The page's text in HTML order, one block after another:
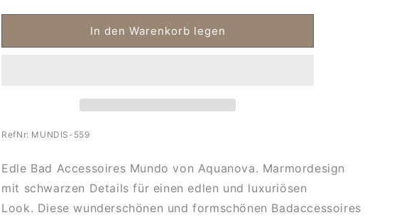
Menge
Edle
Menge
für
Edle
In den Warenkorb legen
RefNr: MUNDIS-559
Edle Bad Accessoires Mundo von Aquanova. Marmordesign
mit schwarzen Details für einen edlen und luxuriösen
Look. Diese wunderschönen und formschönen Badaccessoires